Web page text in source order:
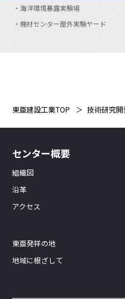
海洋環境暴露実験場
機材センター屋外実験ヤード
東亜建設工業TOP 技術研究
センター概要
組織図
沿革
アクセス
東亜発祥の地
地域に根ざして